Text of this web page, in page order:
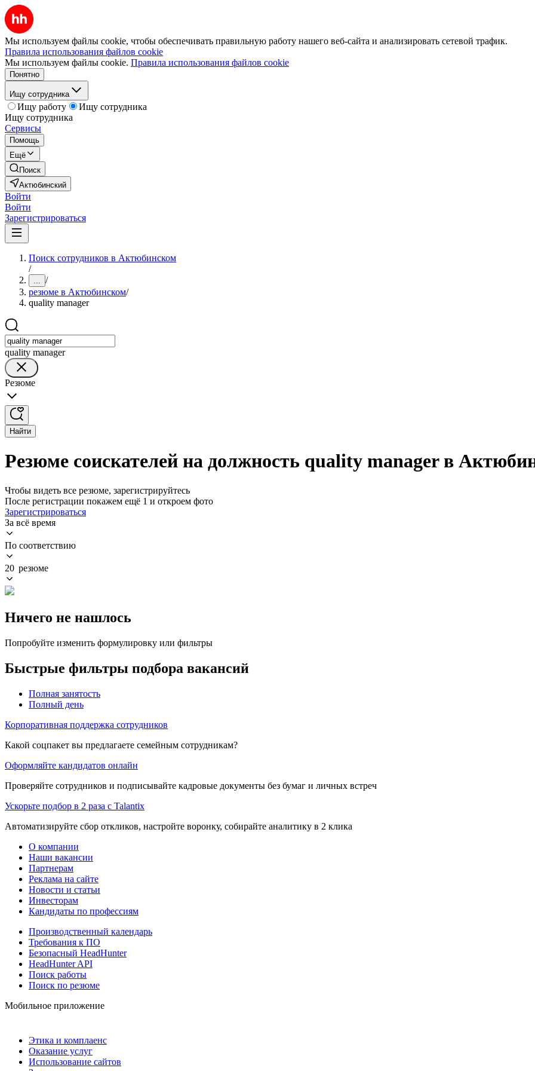
Мы используем файлы cookie, чтобы обеспечивать правильную работу нашего веб-сайта и анализировать сетевой трафик.
Правила использования файлов cookie
Мы используем файлы cookie. Правила использования файлов cookie
Понятно
Ищу сотрудника
Ищу работу
Ищу сотрудника
Ищу сотрудника
Сервисы
Помощь
Ещё
Поиск
Актюбинский
Войти
Войти
Зарегистрироваться
Поиск сотрудников в Актюбинском
/
... /
резюме в Актюбинском/
quality manager
quality manager
Резюме
Найти
Резюме соискателей на должность quality manager в
Чтобы видеть все резюме, зарегистрируйтесь
После регистрации покажем ещё 1 и откроем фото
Зарегистрироваться
За всё время
По соответствию
20 резюме
Ничего не нашлось
Попробуйте изменить формулировку или фильтры
Быстрые фильтры подбора вакансий
Полная занятость
Полный день
Корпоративная поддержка сотрудников
Какой соцпакет вы предлагаете семейным сотрудникам?
Оформляйте кандидатов онлайн
Проверяйте сотрудников и подписывайте кадровые документы без бумаг и личных встреч
Ускорьте подбор в 2 раза с Talantix
Автоматизируйте сбор откликов, настройте воронку, собирайте аналитику в 2 клика
О компании
Наши вакансии
Партнерам
Реклама на сайте
Новости и статьи
Инвесторам
Кандидаты по профессиям
Производственный календарь
Требования к ПО
Безопасный HeadHunter
HeadHunter API
Поиск работы
Поиск по резюме
Мобильное приложение
Этика и комплаенс
Оказание услуг
Использование сайтов